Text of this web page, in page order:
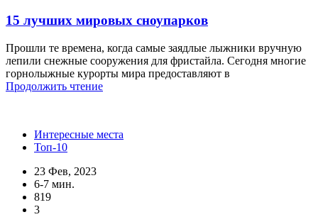
15 лучших мировых сноупарков
Прошли те времена, когда самые заядлые лыжники вручную
лепили снежные сооружения для фристайла. Сегодня многие
горнолыжные курорты мира предоставляют в
Продолжить чтение
Интересные места
Топ-10
23 Фев, 2023
6-7 мин.
819
3